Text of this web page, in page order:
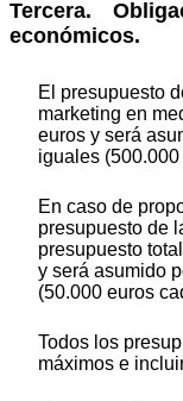
Tercera.
económicos.
El presupuesto
marketing en
euros y será
iguales
En caso de
presupuesto de
presupuesto
y será asumido
(50.000 euros
Todos los
máximos e